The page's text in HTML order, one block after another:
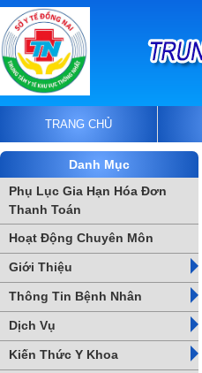
TRANG CHỦ
Danh Mục
Phụ Lục Gia Hạn Hóa Đơn
Thanh Toán
Hoạt Động Chuyên Môn
Giới Thiệu
Thông Tin Bệnh Nhân
Dịch Vụ
Kiến Thức Y Khoa